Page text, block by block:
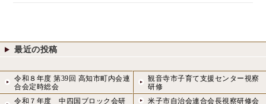
最近の投稿
令和８年度 第39回 高知市町内会連
合会定時総会
観音寺市子育て支援センター視察
研修
令和７年度 中四国ブロック会研
米子市自治会連合会長視察研修会